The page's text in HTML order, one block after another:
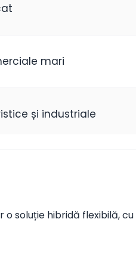
mari
și industriale
soluție hibridă flexibilă,